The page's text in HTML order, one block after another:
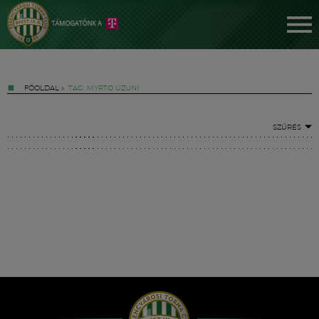
FŐOLDAL » TAG: MYRTO UZUNI
SZŰRÉS
Hírek